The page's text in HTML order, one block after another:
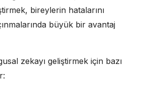
bireylerin hatalarını
büyük bir avantaj
zekayı geliştirmek için bazı